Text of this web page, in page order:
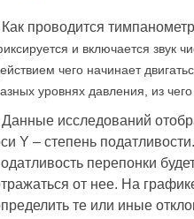
Как проводится
и включается звук
чего начинает
уровнях давления, из
Данные исследований
Y – степень
перепонки
от нее. На
те или иные